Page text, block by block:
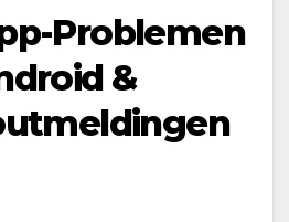
Problemen
&